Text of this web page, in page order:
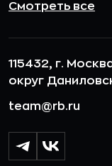
Смотреть все
115432, г.
округ
team@rb.ru